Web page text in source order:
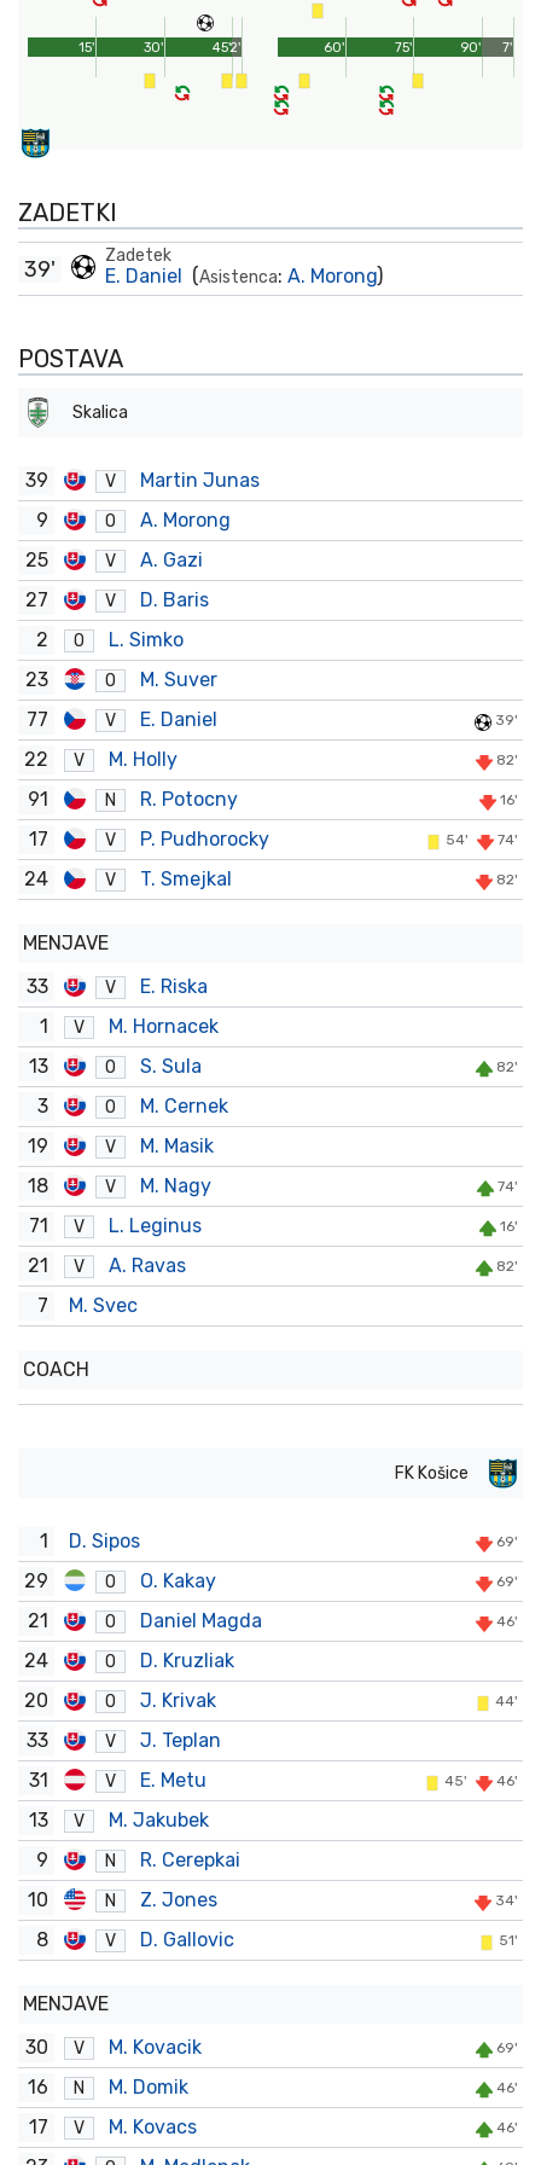
45'
15' 30' 2' 90'
60' 75' 7'
ZADETKI
Zadetek
E. Daniel (Asistenca: A. Morong)
39'
POSTAVA
Skalica
39 V
Martin Junas
9
O
A. Morong
25
V
A. Gazi
27
V
D. Baris
2
O
L. Simko
23
O
M. Suver
77
V E. Daniel 39'
22 V M. Holly 82'
91 N R. Potocny 16'
17 V P. Pudhorocky 54' 74'
24 V T. Smejkal 82'
MENJAVE
33
V
E. Riska
1
V
M. Hornacek
13
O S. Sula 82'
3 O
M. Cernek
19
V
M. Masik
18
V M. Nagy 74'
71 V L. Leginus 16'
21 V A. Ravas 82'
7 M. Svec
COACH
FK Košice
1 D. Sipos 69'
29 O O. Kakay 69'
21 O Daniel Magda 46'
24 O
D. Kruzliak
20
O J. Krivak 44'
33 V
J. Teplan
31
V E. Metu 45' 46'
13 V
M. Jakubek
9
N
R. Cerepkai
10
N Z. Jones 34'
8 V D. Gallovic 51'
MENJAVE
30
V M. Kovacik 69'
16 N M. Domik 46'
17 V M. Kovacs 46'